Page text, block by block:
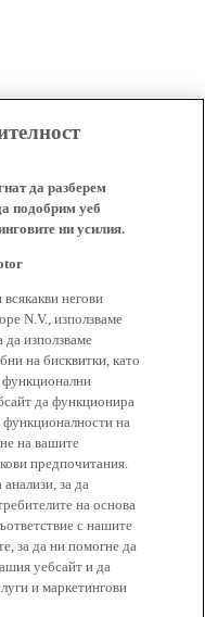
да разберем
подобрим уеб
ни усилия.
негови
N.V., използваме
да използваме
на бисквитки, като
функционални
да функционира
на
на вашите
предпочитания.
за да
на основа
с нашите
за да ни помогне да
уебсайт и да
и маркетингови